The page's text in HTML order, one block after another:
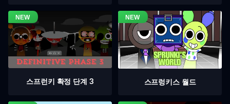
스프런키 확정 단계 3 스프렁키스 월드